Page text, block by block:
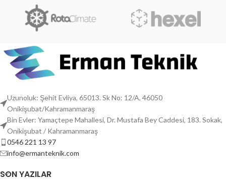
Uzunoluk: Şehit Evliya, 65013. Sk No: 12/A, 46050
Onikişubat/Kahramanmaraş
Bin Evler: Yamaçtepe Mahallesi, Dr. Mustafa Bey Caddesi, 183. Sokak,
Onikişubat / Kahramanmaraş
0546 221 13 97
info@ermanteknik.com
SON YAZILAR